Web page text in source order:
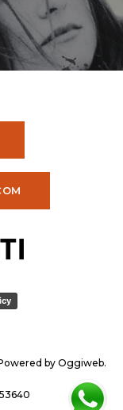
by Oggiweb.